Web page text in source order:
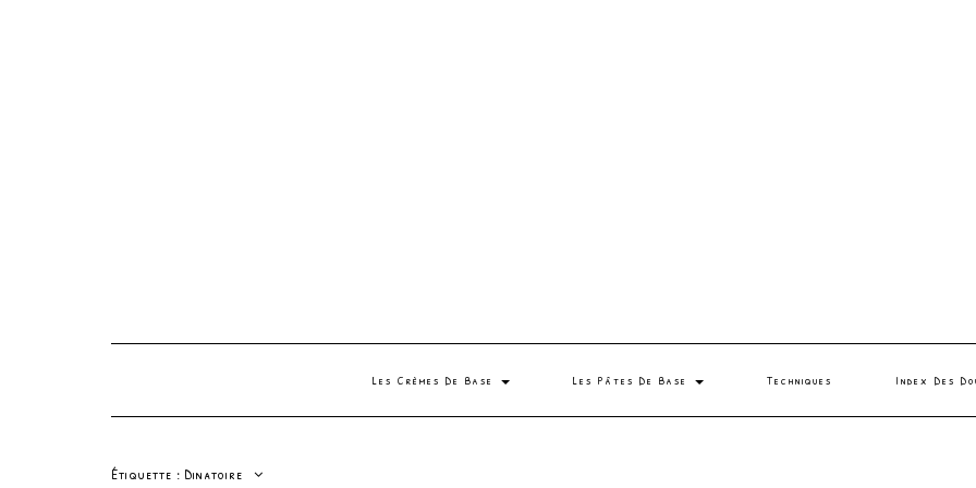
Les Crèmes De Base Les Pâtes De Base Techniques Index Des
Étiquette : Dinatoire